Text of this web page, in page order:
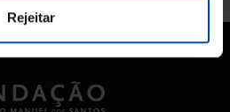
Rejeitar